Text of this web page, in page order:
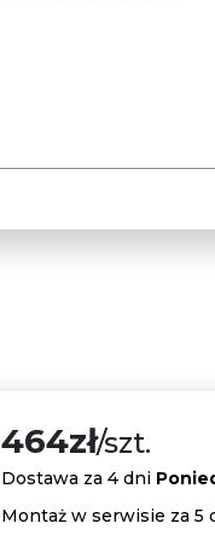
464zł/szt.
Dostawa za 4 dni
Montaż w serwisie za 5